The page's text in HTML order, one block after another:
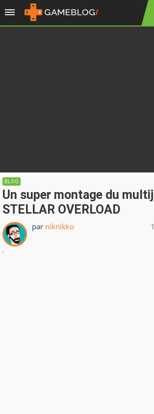
BLOG
Un super montage du
STELLAR OVERLOAD
par niknikko
.